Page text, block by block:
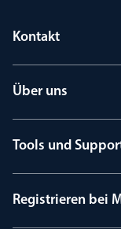
Kontakt
Über uns
Tools und
Registrieren bei